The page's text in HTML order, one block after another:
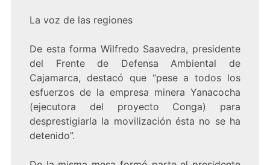
La voz de las regiones
De esta forma Wilfredo Saavedra, presidente
del Frente de Defensa Ambiental de
Cajamarca, destacó que “pese a todos los
esfuerzos de la empresa minera Yanacocha
(ejecutora del proyecto Conga) para
desprestigiarla la movilización ésta no se ha
detenido”.